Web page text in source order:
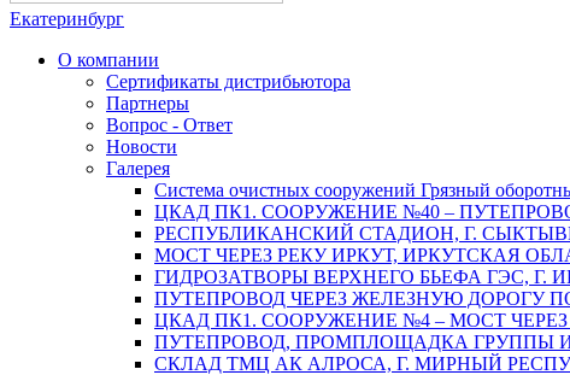
Екатеринбург
О компании
Сертификаты дистрибьютора
Партнеры
Вопрос - Ответ
Новости
Галерея
Система очистных сооружений Грязный
ЦКАД ПК1. СООРУЖЕНИЕ №40 –
РЕСПУБЛИКАНСКИЙ СТАДИОН, Г.
МОСТ ЧЕРЕЗ РЕКУ ИРКУТ, ИРКУТСКАЯ
ГИДРОЗАТВОРЫ ВЕРХНЕГО БЬЕФА ГЭС, Г.
ПУТЕПРОВОД ЧЕРЕЗ ЖЕЛЕЗНУЮ ДОРОГУ
ЦКАД ПК1. СООРУЖЕНИЕ №4 – МОСТ
ПУТЕПРОВОД, ПРОМПЛОЩАДКА ГРУППЫ
СКЛАД ТМЦ АК АЛРОСА, Г. МИРНЫЙ